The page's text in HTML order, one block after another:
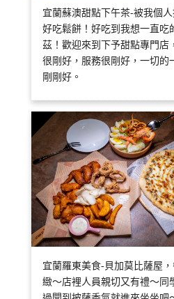
宜蘭蘇澳甜點下午茶-被我個
好吃鬆餅！好吃到我想一直吃
茲！歡迎來到下予甜點專門店
很剛好，服務很剛好，一切的
剛剛好。
宜蘭羅東美食-貝加莫比薩屋
緻～店裡人員親切又有禮～同